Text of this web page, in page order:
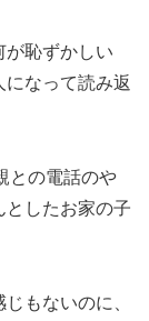
が恥ずかしい
なって読み返
との電話のや
としたお家の子
もないのに、